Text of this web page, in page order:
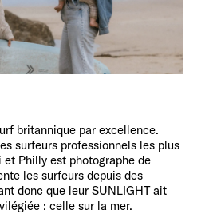
britannique par excellence.
surfeurs professionnels les plus
et Philly est photographe de
les surfeurs depuis des
donc que leur SUNLIGHT ait
: celle sur la mer.